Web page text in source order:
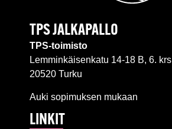
TPS JALKAPALLO
TPS-toimisto
Lemminkäisenkatu 14-18 B, 6. krs
20520 Turku
Auki sopimuksen mukaan
LINKIT